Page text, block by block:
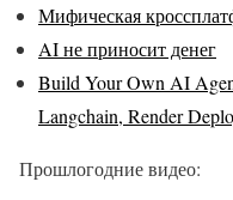
Мифическая
AI не приносит денег
Build Your Own AI
Langchain, Render
Прошлогодние видео: